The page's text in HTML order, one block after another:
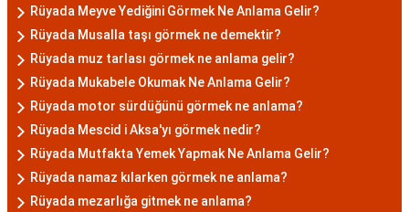
Rüyada Meyve Yediğini Görmek Ne Anlama Gelir?
Rüyada Musalla taşı görmek ne demektir?
Rüyada muz tarlası görmek ne anlama gelir?
Rüyada Mukabele Okumak Ne Anlama Gelir?
Rüyada motor sürdüğünü görmek ne anlama?
Rüyada Mescid i Aksa'yı görmek nedir?
Rüyada Mutfakta Yemek Yapmak Ne Anlama Gelir?
Rüyada namaz kılarken görmek ne anlama?
Rüyada mezarlığa gitmek ne anlama?